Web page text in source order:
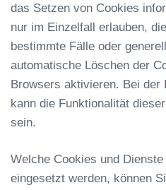
das Setzen von Cookies
nur im Einzelfall erlauben,
bestimmte Fälle oder
automatische Löschen der
Browsers aktivieren. Bei der
kann die Funktionalität
sein.
Welche Cookies und
eingesetzt werden, können